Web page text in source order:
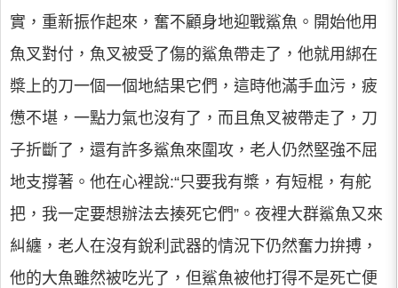
實，重新振作起來，奮不顧身地迎戰鯊魚。開始他用
魚叉對付，魚叉被受了傷的鯊魚帶走了，他就用綁在
槳上的刀一個一個地結果它們，這時他滿手血污，疲
憊不堪，一點力氣也沒有了，而且魚叉被帶走了，刀
子折斷了，還有許多鯊魚來圍攻，老人仍然堅強不屈
地支撐著。他在心裡說:“只要我有槳，有短棍，有舵
把，我一定要想辦法去揍死它們”。夜裡大群鯊魚又來
糾纏，老人在沒有銳利武器的情況下仍然奮力拚搏，
他的大魚雖然被吃光了，但鯊魚被他打得不是死亡便